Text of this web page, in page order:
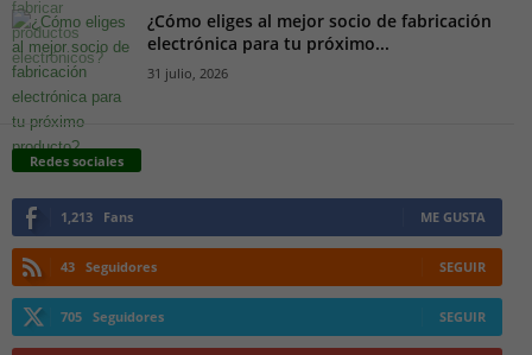
¿Cómo eliges al mejor socio de fabricación
electrónica para tu próximo...
31 julio, 2026
Redes sociales
1,213 Fans ME GUSTA
43 Seguidores SEGUIR
705 Seguidores SEGUIR